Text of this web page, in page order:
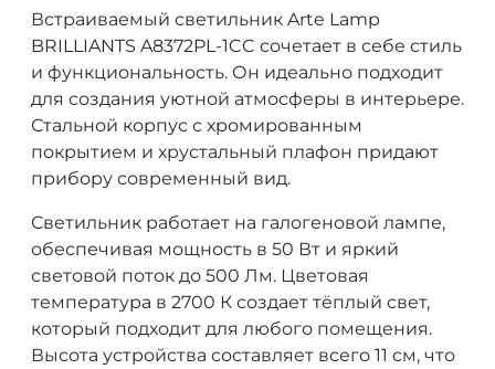
Встраиваемый светильник Arte Lamp
BRILLIANTS A8372PL-1CC сочетает в себе стиль
и функциональность. Он идеально подходит
для создания уютной атмосферы в интерьере.
Стальной корпус с хромированным
покрытием и хрустальный плафон придают
прибору современный вид.
Светильник работает на галогеновой лампе,
обеспечивая мощность в 50 Вт и яркий
световой поток до 500 Лм. Цветовая
температура в 2700 К создает тёплый свет,
который подходит для любого помещения.
Высота устройства составляет всего 11 см, что